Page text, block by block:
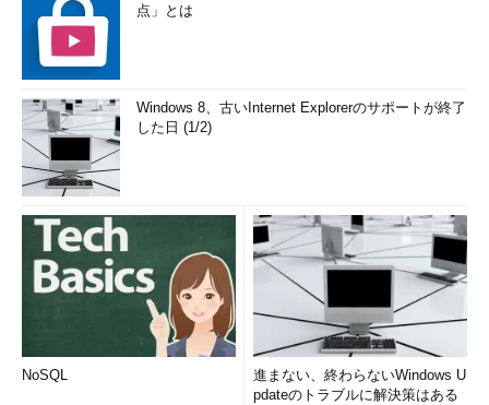
点」とは
Windows 8、古いInternet Explorerのサポートが終了
した日 (1/2)
NoSQL
進まない、終わらないWindows U
pdateのトラブルに解決策はある